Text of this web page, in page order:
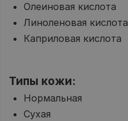
Олеиновая кислота
Линоленовая кислота
Каприловая кислота
Типы кожи:
Нормальная
Сухая